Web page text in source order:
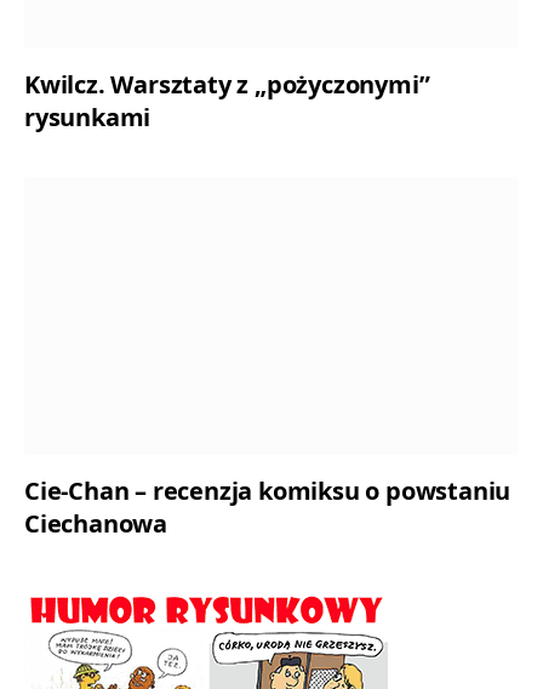
Kwilcz. Warsztaty z „pożyczonymi”
rysunkami
Cie-Chan – recenzja komiksu o powstaniu
Ciechanowa